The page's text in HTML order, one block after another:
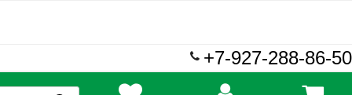
+7-927-288-86-50